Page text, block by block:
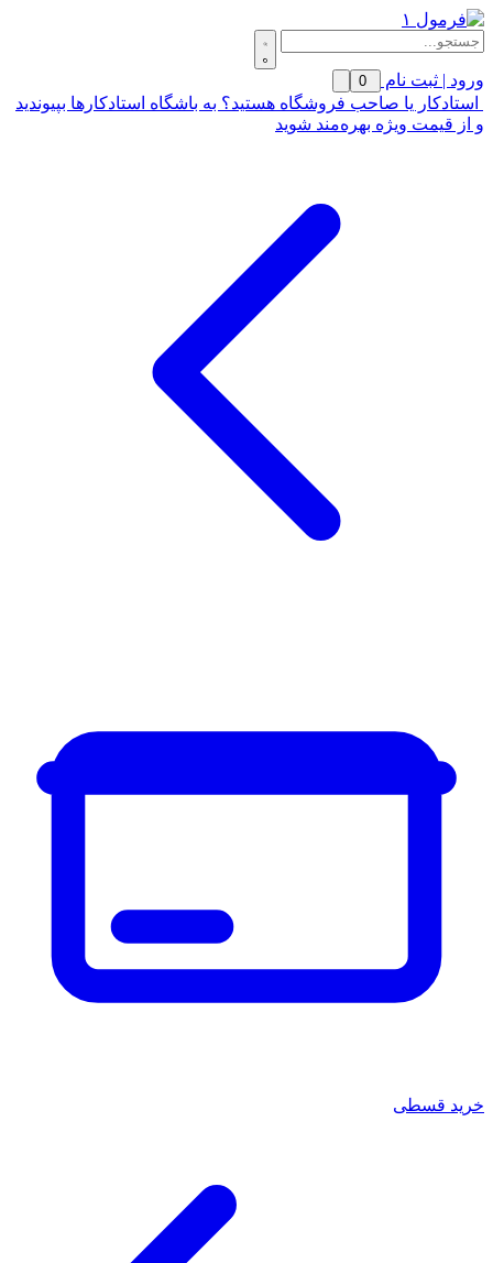
ورود | ثبت نام 0
استادکار یا صاحب فروشگاه هستید؟ به باشگاه استادکارها بپیوندید
و از قیمت ویژه بهره‌مند شوید
خرید قسطی